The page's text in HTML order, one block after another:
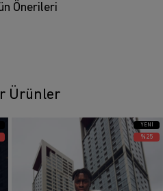
Önerileri
Ürünler
YENI
ÜRÜN
%25